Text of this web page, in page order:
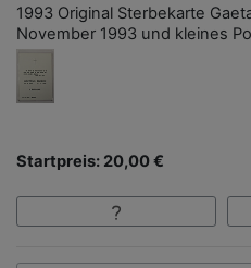
1993 Original Sterbekarte
November 1993 und kleines
Startpreis: 20,00 €